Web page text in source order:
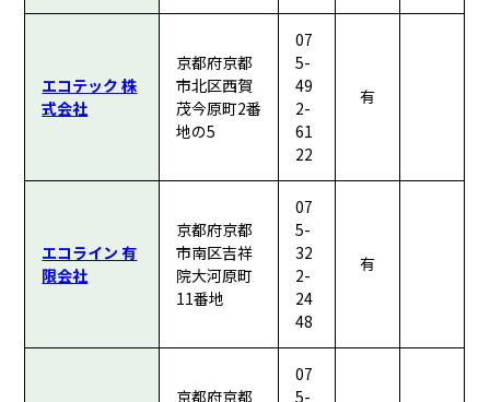
エコテック 株
式会社
京都府京都
市北区西賀
茂今原町2番
地の5
07
5-
49
2-
61
22
有
エコライン 有
限会社
京都府京都
市南区吉祥
院大河原町
11番地
07
5-
32
2-
24
48
有
京都府京都
07
5-